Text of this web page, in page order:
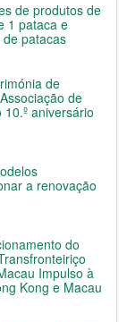
de produtos de
1 pataca e
patacas
de
de
aniversário
a renovação
do
Impulso à
Kong e Macau